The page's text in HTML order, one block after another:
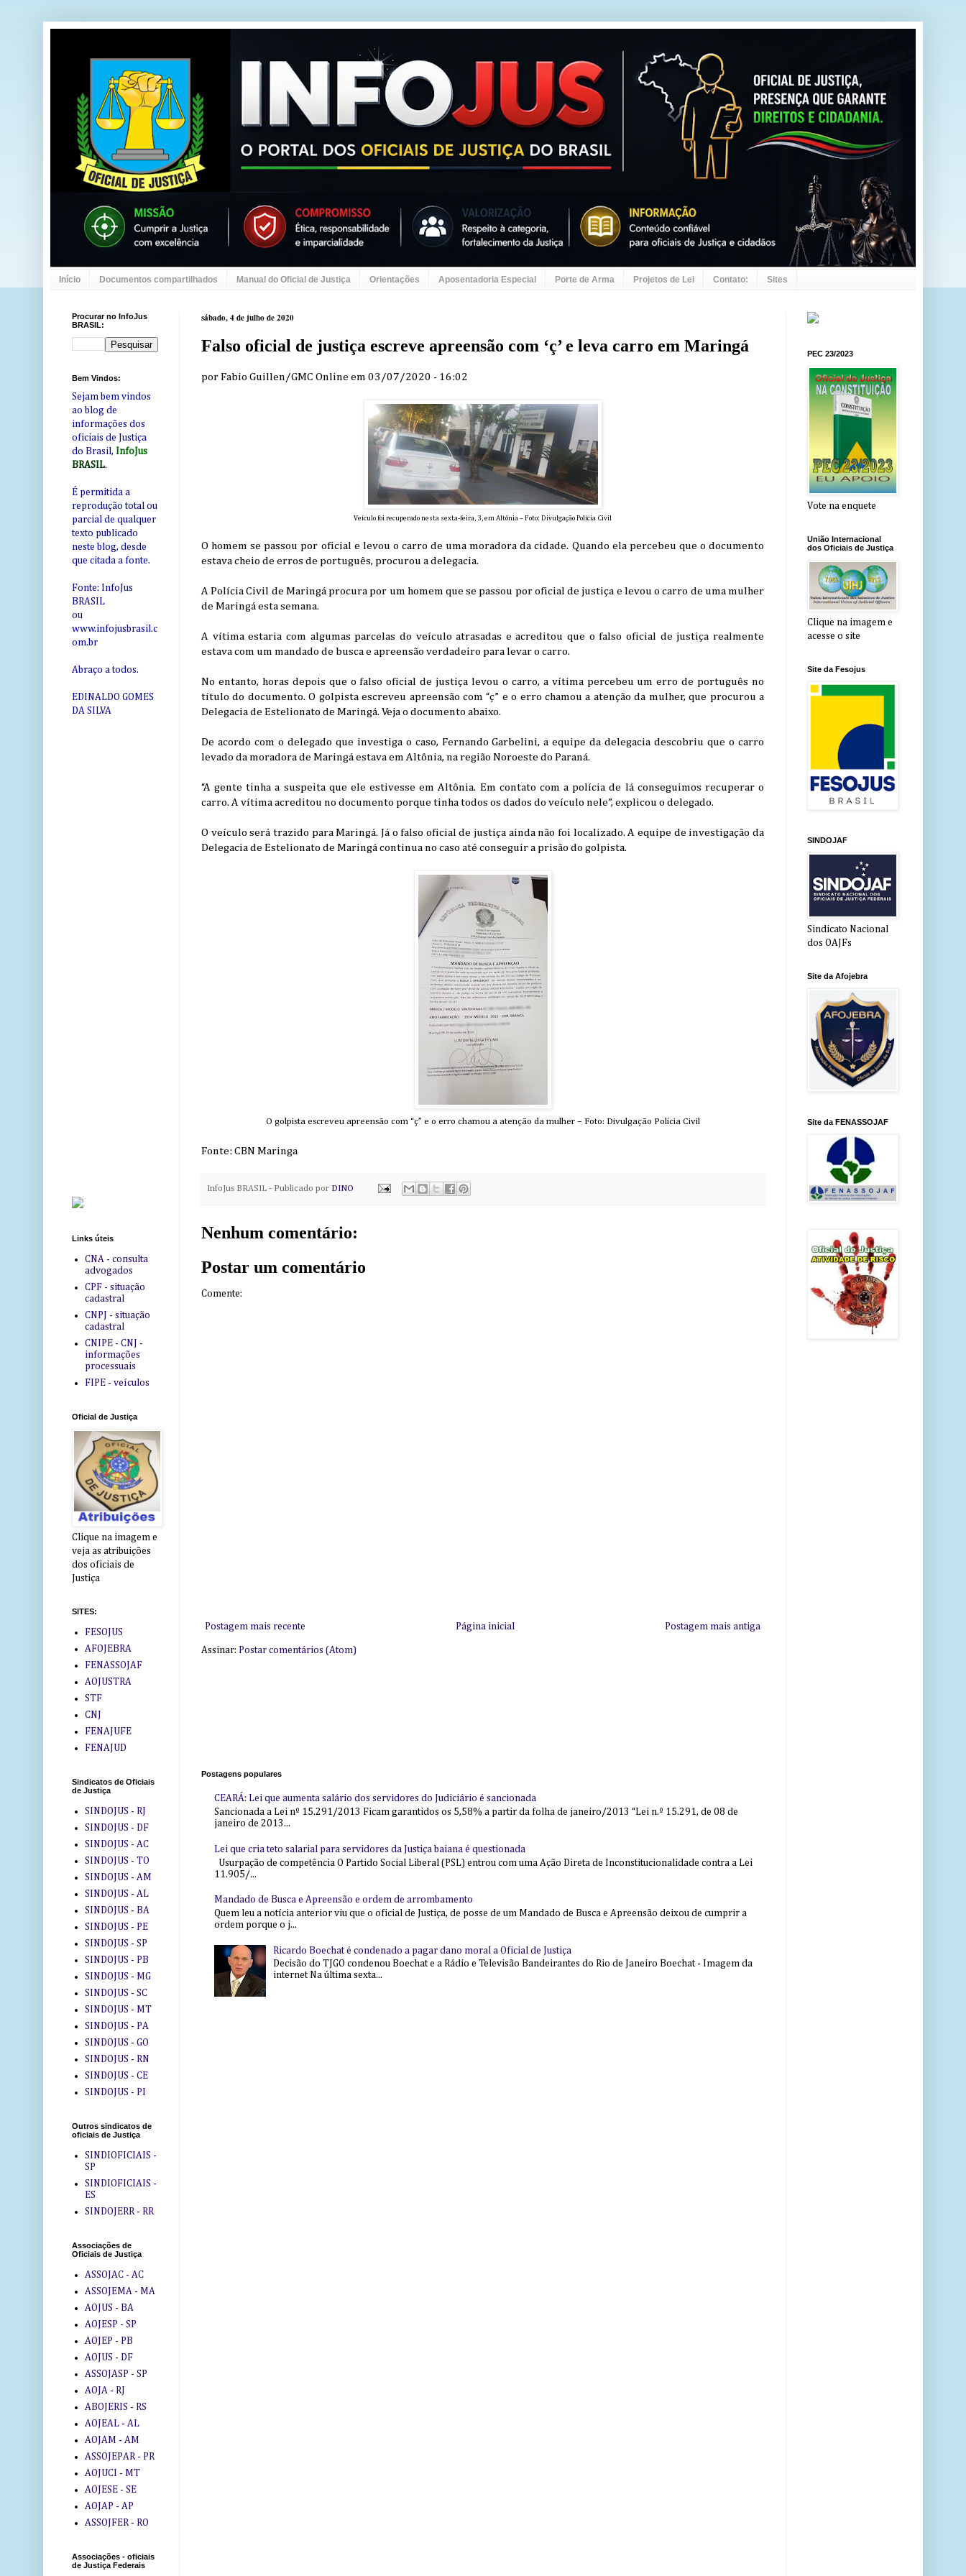
Início Documentos compartilhados Manual do Oficial de Justiça Orientações Aposentadoria Especial Porte de Arma Projetos de Lei Contato: Sites
sábado, 4 de julho de 2020
Falso oficial de justiça escreve apreensão com ‘ç’ e leva carro em Maringá
por Fabio Guillen/GMC Online em 03/07/2020 - 16:02
Veículo foi recuperado nesta sexta-feira, 3, em Altônia – Foto: Divulgação Polícia Civil
O homem se passou por oficial e levou o carro de uma moradora da cidade. Quando ela percebeu que o documento
estava cheio de erros de português, procurou a delegacia.
A Polícia Civil de Maringá procura por um homem que se passou por oficial de justiça e levou o carro de uma mulher
de Maringá esta semana.
A vítima estaria com algumas parcelas do veículo atrasadas e acreditou que o falso oficial de justiça realmente
estava com um mandado de busca e apreensão verdadeiro para levar o carro.
No entanto, horas depois que o falso oficial de justiça levou o carro, a vítima percebeu um erro de português no
título do documento. O golpista escreveu apreensão com “ç” e o erro chamou a atenção da mulher, que procurou a
Delegacia de Estelionato de Maringá. Veja o documento abaixo.
De acordo com o delegado que investiga o caso, Fernando Garbelini, a equipe da delegacia descobriu que o carro
levado da moradora de Maringá estava em Altônia, na região Noroeste do Paraná.
“A gente tinha a suspeita que ele estivesse em Altônia. Em contato com a polícia de lá conseguimos recuperar o
carro. A vítima acreditou no documento porque tinha todos os dados do veículo nele”, explicou o delegado.
O veículo será trazido para Maringá. Já o falso oficial de justiça ainda não foi localizado. A equipe de investigação da
Delegacia de Estelionato de Maringá continua no caso até conseguir a prisão do golpista.
O golpista escreveu apreensão com “ç” e o erro chamou a atenção da mulher – Foto: Divulgação Polícia Civil
Fonte: CBN Maringa
InfoJus BRASIL - Publicado por DINO
Nenhum comentário:
Postar um comentário
Comente:
Postagem mais recente Postagem mais antiga
Página inicial
Assinar: Postar comentários (Atom)
Postagens populares
CEARÁ: Lei que aumenta salário dos servidores do Judiciário é sancionada
Sancionada a Lei nº 15.291/2013 Ficam garantidos os 5,58% a partir da folha de janeiro/2013 “Lei n.º 15.291, de 08 de
janeiro de 2013...
Lei que cria teto salarial para servidores da Justiça baiana é questionada
Usurpação de competência O Partido Social Liberal (PSL) entrou com uma Ação Direta de Inconstitucionalidade contra a Lei
11.905/...
Mandado de Busca e Apreensão e ordem de arrombamento
Quem leu a notícia anterior viu que o oficial de Justiça, de posse de um Mandado de Busca e Apreensão deixou de cumprir a
ordem porque o j...
Ricardo Boechat é condenado a pagar dano moral a Oficial de Justiça
Decisão do TJGO condenou Boechat e a Rádio e Televisão Bandeirantes do Rio de Janeiro Boechat - Imagem da
internet Na última sexta...
Procurar no InfoJus
BRASIL:
Bem Vindos:
Sejam bem vindos
ao blog de
informações dos
oficiais de Justiça
do Brasil, InfoJus
BRASIL.
É permitida a
reprodução total ou
parcial de qualquer
texto publicado
neste blog, desde
que citada a fonte.
Fonte: InfoJus
BRASIL
ou
www.infojusbrasil.c
om.br
Abraço a todos.
EDINALDO GOMES
DA SILVA
Links úteis
CNA - consulta
advogados
CPF - situação
cadastral
CNPJ - situação
cadastral
CNIPE - CNJ -
informações
processuais
FIPE - veículos
Oficial de Justiça
Clique na imagem e
veja as atribuições
dos oficiais de
Justiça
SITES:
FESOJUS
AFOJEBRA
FENASSOJAF
AOJUSTRA
STF
CNJ
FENAJUFE
FENAJUD
Sindicatos de Oficiais
de Justiça
SINDOJUS - RJ
SINDOJUS - DF
SINDOJUS - AC
SINDOJUS - TO
SINDOJUS - AM
SINDOJUS - AL
SINDOJUS - BA
SINDOJUS - PE
SINDOJUS - SP
SINDOJUS - PB
SINDOJUS - MG
SINDOJUS - SC
SINDOJUS - MT
SINDOJUS - PA
SINDOJUS - GO
SINDOJUS - RN
SINDOJUS - CE
SINDOJUS - PI
Outros sindicatos de
oficiais de Justiça
SINDIOFICIAIS -
SP
SINDIOFICIAIS -
ES
SINDOJERR - RR
Associações de
Oficiais de Justiça
ASSOJAC - AC
ASSOJEMA - MA
AOJUS - BA
AOJESP - SP
AOJEP - PB
AOJUS - DF
ASSOJASP - SP
AOJA - RJ
ABOJERIS - RS
AOJEAL - AL
AOJAM - AM
ASSOJEPAR - PR
AOJUCI - MT
AOJESE - SE
AOJAP - AP
ASSOJFER - RO
Associações - oficiais
de Justiça Federais
PEC 23/2023
Vote na enquete
União Internacional
dos Oficiais de Justiça
Clique na imagem e
acesse o site
Site da Fesojus
SINDOJAF
Sindicato Nacional
dos OAJFs
Site da Afojebra
Site da FENASSOJAF